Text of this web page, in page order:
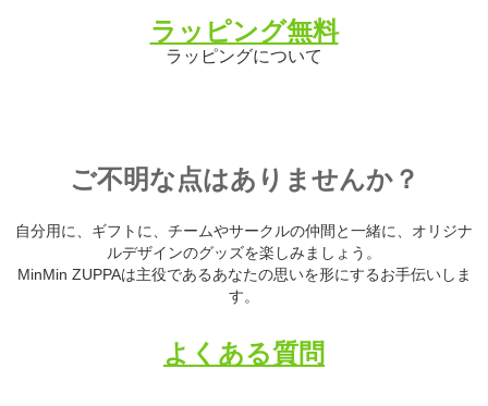
ラッピング無料
ラッピングについて
ご不明な点はありませんか？
自分用に、ギフトに、チームやサークルの仲間と一緒に、オリジナ
ルデザインのグッズを楽しみましょう。
MinMin ZUPPAは主役であるあなたの思いを形にするお手伝いしま
す。
よくある質問